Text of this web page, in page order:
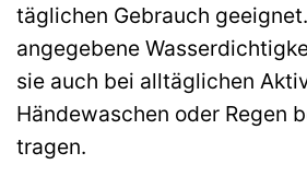
täglichen Gebrauch
angegebene
sie auch bei alltäglichen
Händewaschen oder Regen
tragen.